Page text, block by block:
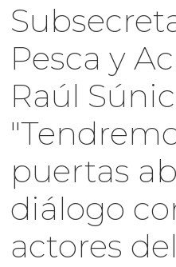
Pesca y
Raúl
puertas
diálogo
actores